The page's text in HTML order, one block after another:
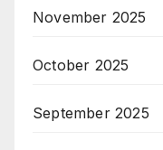
November 2025
October 2025
September 2025